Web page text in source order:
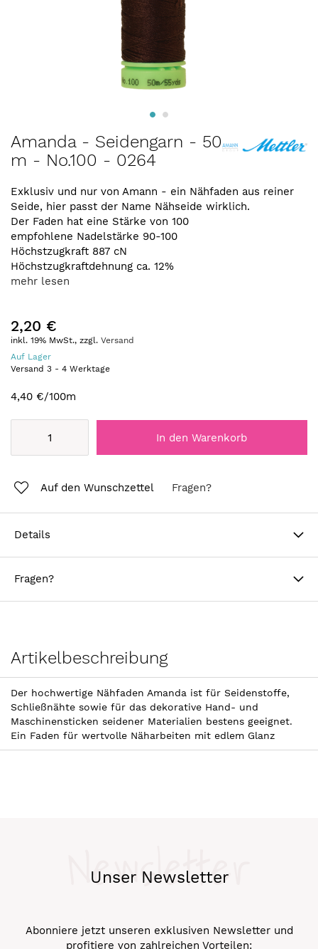
Anfang
der
springen
Amanda - Seidengarn - 50
m - No.100 - 0264
Exklusiv und nur von Amann - ein Nähfaden aus reiner
Seide, hier passt der Name Nähseide wirklich.
Der Faden hat eine Stärke von 100
empfohlene Nadelstärke 90-100
Höchstzugkraft 887 cN
Höchstzugkraftdehnung ca. 12%
mehr lesen
2,20 €
inkl. 19% MwSt., zzgl. Versand
Auf Lager
Versand 3 - 4 Werktage
4,40 €/100m
In den Warenkorb
Auf den Wunschzettel Fragen?
Details
Fragen?
Artikelbeschreibung
Der hochwertige Nähfaden Amanda ist für Seidenstoffe,
Schließnähte sowie für das dekorative Hand- und
Maschinensticken seidener Materialien bestens geeignet.
Ein Faden für wertvolle Näharbeiten mit edlem Glanz
Unser Newsletter
Newsletter
Abonniere jetzt unseren exklusiven Newsletter und
profitiere von zahlreichen Vorteilen: